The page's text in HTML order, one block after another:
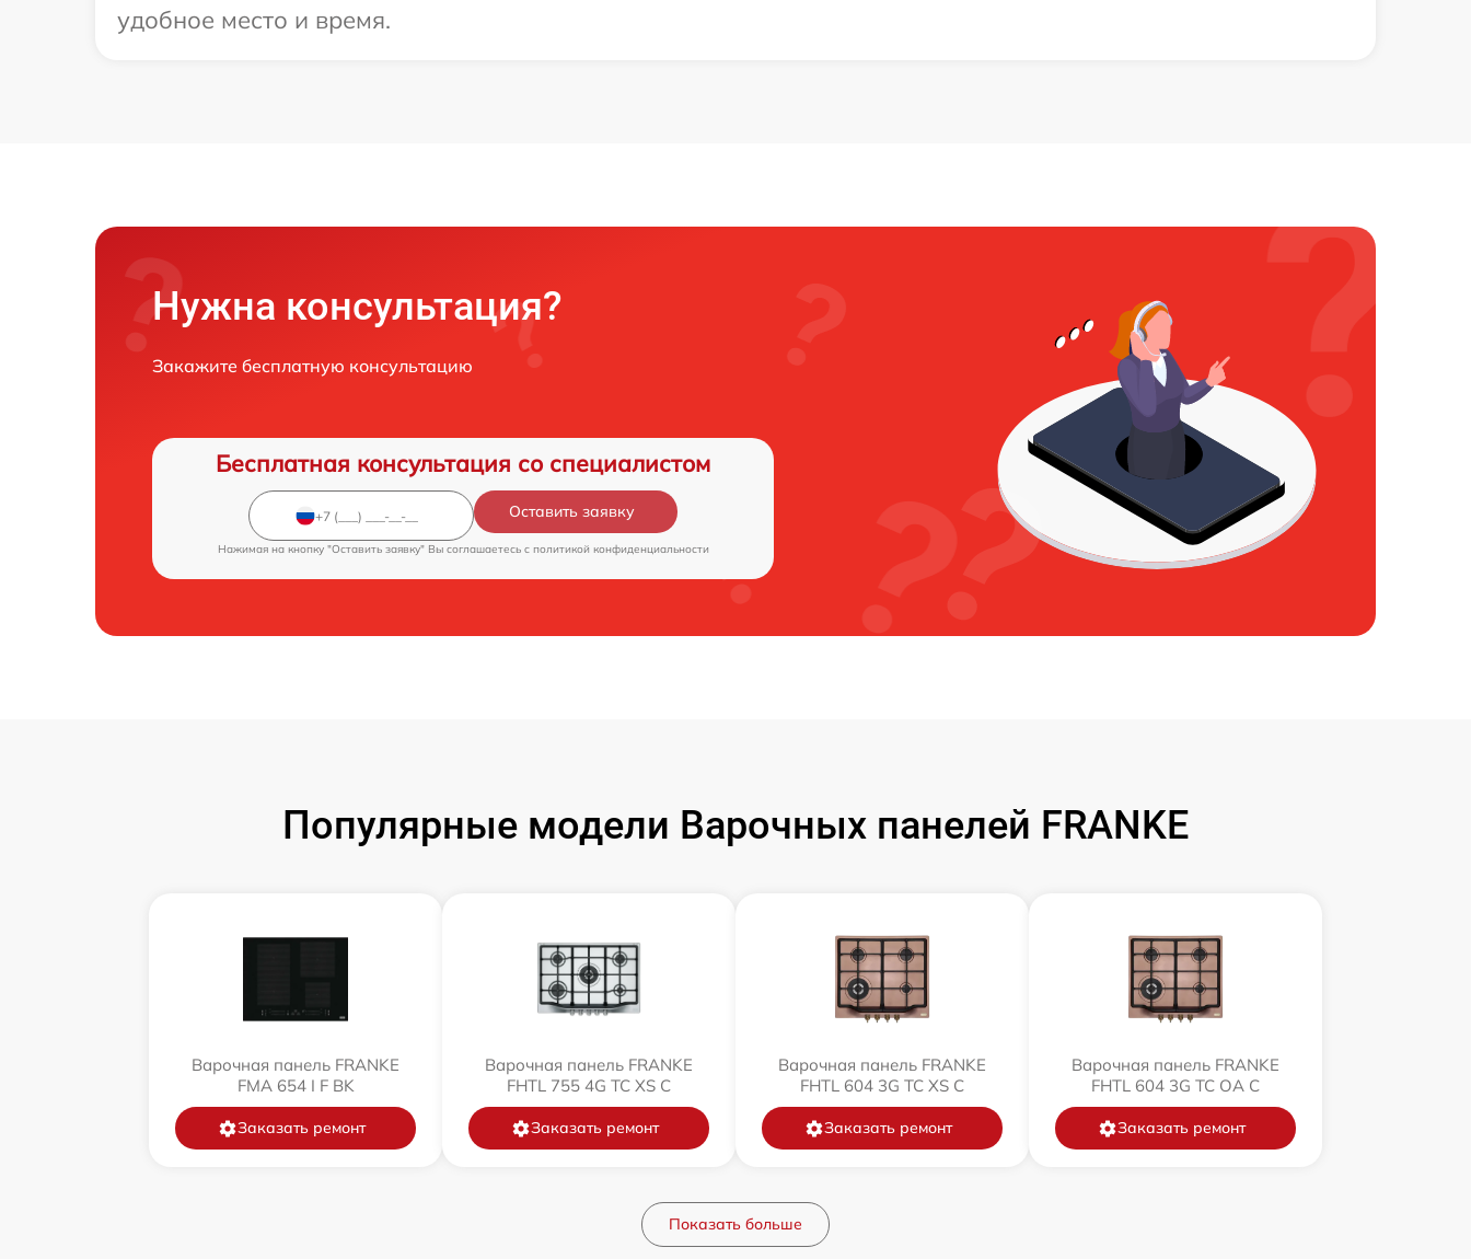
удобное место и время.
Нужна консультация?
Закажите бесплатную консультацию
Бесплатная консультация со специалистом
Оставить заявку
Нажимая на кнопку "Оставить заявку" Вы соглашаетесь c политикой конфиденциальности
Популярные модели Варочных панелей FRANKE
Варочная панель FRANKE
FMA 654 I F BK
Заказать ремонт
Варочная панель FRANKE
FHTL 755 4G TC XS C
Заказать ремонт
Варочная панель FRANKE
FHTL 604 3G TC XS C
Заказать ремонт
Варочная панель FRANKE
FHTL 604 3G TC OA C
Заказать ремонт
Показать больше